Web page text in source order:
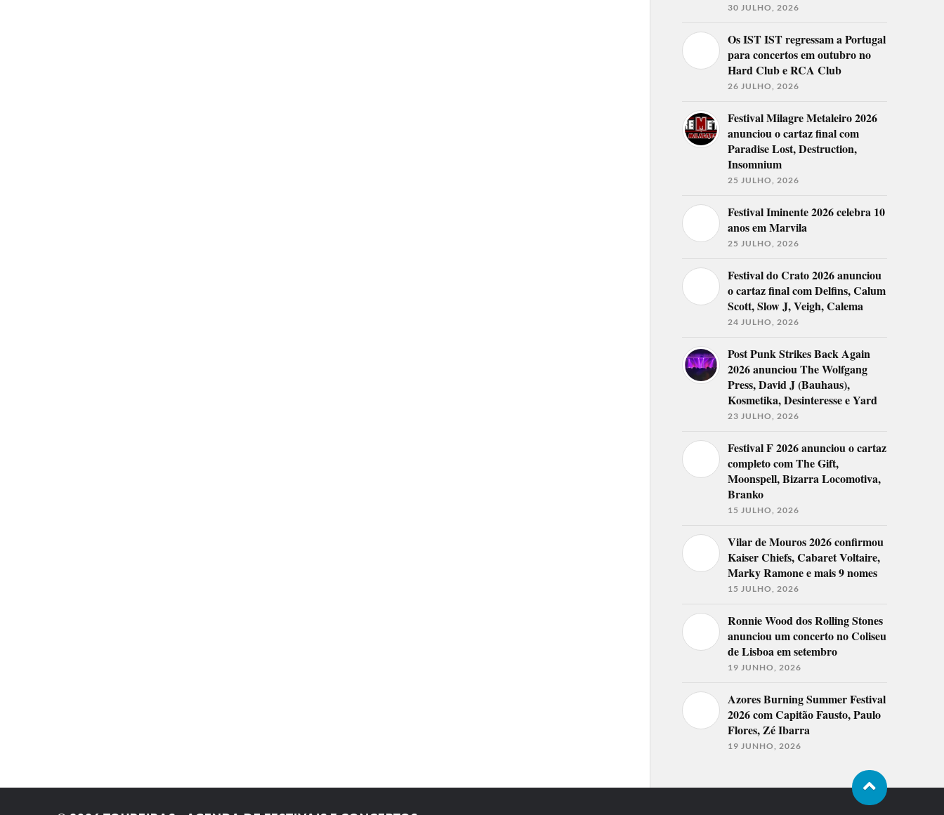
30 JULHO, 2026
Os IST IST regressam a Portugal
para concertos em outubro no
Hard Club e RCA Club
26 JULHO, 2026
Festival Milagre Metaleiro 2026
anunciou o cartaz final com
Paradise Lost, Destruction,
Insomnium
25 JULHO, 2026
Festival Iminente 2026 celebra 10
anos em Marvila
25 JULHO, 2026
Festival do Crato 2026 anunciou
o cartaz final com Delfins, Calum
Scott, Slow J, Veigh, Calema
24 JULHO, 2026
Post Punk Strikes Back Again
2026 anunciou The Wolfgang
Press, David J (Bauhaus),
Kosmetika, Desinteresse e Yard
23 JULHO, 2026
Festival F 2026 anunciou o cartaz
completo com The Gift,
Moonspell, Bizarra Locomotiva,
Branko
15 JULHO, 2026
Vilar de Mouros 2026 confirmou
Kaiser Chiefs, Cabaret Voltaire,
Marky Ramone e mais 9 nomes
15 JULHO, 2026
Ronnie Wood dos Rolling Stones
anunciou um concerto no Coliseu
de Lisboa em setembro
19 JUNHO, 2026
Azores Burning Summer Festival
2026 com Capitão Fausto, Paulo
Flores, Zé Ibarra
19 JUNHO, 2026